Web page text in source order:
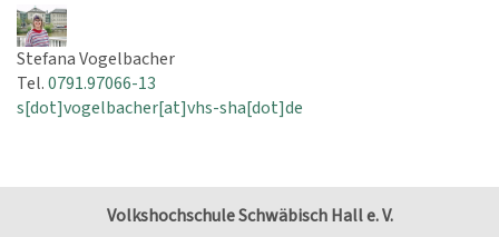
Stefana Vogelbacher
Tel.0791.97066-13
s[dot]vogelbacher[at]vhs-sha[dot]de
Volkshochschule Schwäbisch Hall e. V.